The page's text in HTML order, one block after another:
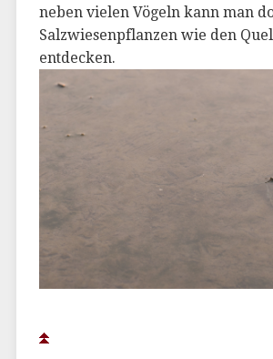
neben vielen Vögeln kann man
Salzwiesenpflanzen wie den
entdecken.